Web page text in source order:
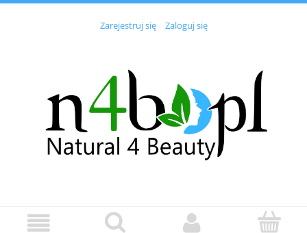
Zarejestruj się Zaloguj się